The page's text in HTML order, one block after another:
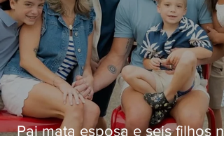
Pai mata esposa e seis filhos